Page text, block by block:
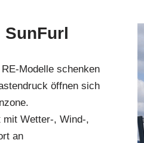
Modelle schenken
öffnen sich
mit Wetter-, Wind-,
an